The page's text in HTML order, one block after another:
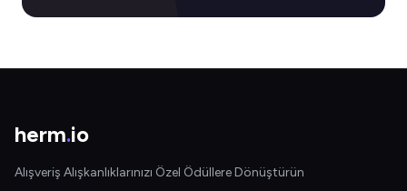
herm.io
Alışveriş Alışkanlıklarınızı Özel Ödüllere Dönüştürün